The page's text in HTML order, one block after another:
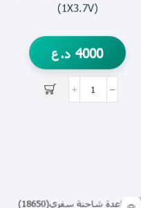
(1X3.7V)
4000 د.ع